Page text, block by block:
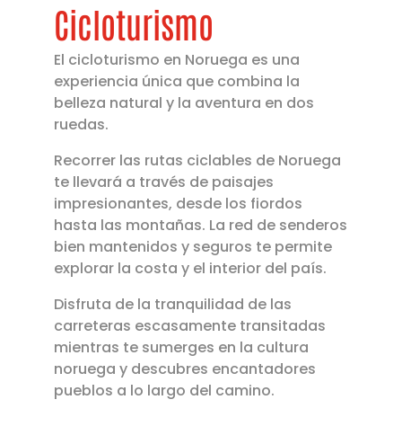
Cicloturismo
El cicloturismo en Noruega es una
experiencia única que combina la
belleza natural y la aventura en dos
ruedas.
Recorrer las rutas ciclables de Noruega
te llevará a través de paisajes
impresionantes, desde los fiordos
hasta las montañas. La red de senderos
bien mantenidos y seguros te permite
explorar la costa y el interior del país.
Disfruta de la tranquilidad de las
carreteras escasamente transitadas
mientras te sumerges en la cultura
noruega y descubres encantadores
pueblos a lo largo del camino.